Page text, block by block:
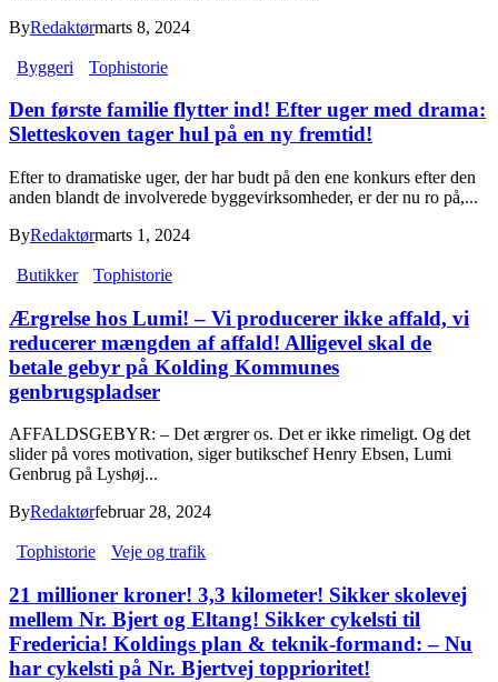
ByRedaktørmarts 8, 2024
Byggeri Tophistorie
Den første familie flytter ind! Efter uger med drama:
Sletteskoven tager hul på en ny fremtid!
Efter to dramatiske uger, der har budt på den ene konkurs efter den
anden blandt de involverede byggevirksomheder, er der nu ro på,...
ByRedaktørmarts 1, 2024
Butikker Tophistorie
Ærgrelse hos Lumi! – Vi producerer ikke affald, vi
reducerer mængden af affald! Alligevel skal de
betale gebyr på Kolding Kommunes
genbrugspladser
AFFALDSGEBYR: – Det ærgrer os. Det er ikke rimeligt. Og det
slider på vores motivation, siger butikschef Henry Ebsen, Lumi
Genbrug på Lyshøj...
ByRedaktørfebruar 28, 2024
Tophistorie Veje og trafik
21 millioner kroner! 3,3 kilometer! Sikker skolevej
mellem Nr. Bjert og Eltang! Sikker cykelsti til
Fredericia! Koldings plan & teknik-formand: – Nu
har cykelsti på Nr. Bjertvej topprioritet!